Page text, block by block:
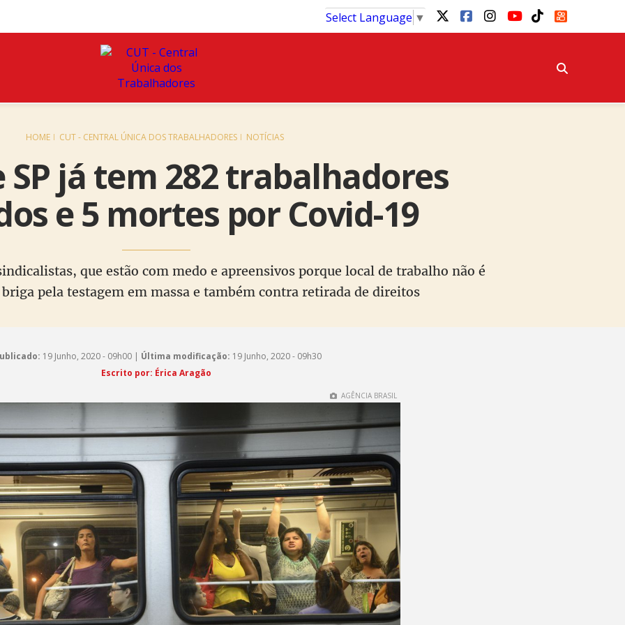
Select Language ▼
HOME CUT - CENTRAL ÚNICA DOS TRABALHADORES NOTÍCIAS
já tem 282 trabalhadores
e 5 mortes por Covid-19
que estão com medo e apreensivos porque local de trabalho não é
pela testagem em massa e também contra retirada de direitos
19 Junho, 2020 - 09h00 | Última modificação: 19 Junho, 2020 - 09h30
Escrito por: Érica Aragão
AGÊNCIA BRASIL